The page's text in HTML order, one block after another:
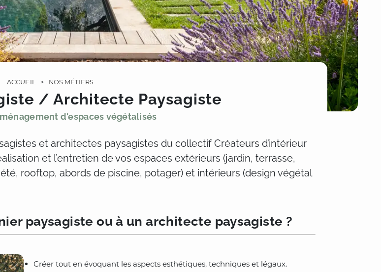
ACCUEIL > NOS MÉTIERS
/ Architecte Paysagiste
d'espaces végétalisés
et architectes paysagistes du collectif Créateurs d’intérieur
et l’entretien de vos espaces extérieurs (jardin, terrasse,
rooftop, abords de piscine, potager) et intérieurs (design végétal
paysagiste ou à un architecte paysagiste ?
Créer tout en évoquant les aspects esthétiques, techniques et légaux.